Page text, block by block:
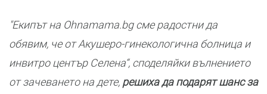
"Екипът на Ohnamama.bg сме радостни да
обявим, че от Акушеро-гинекологична болница и
инвитро център Селена“, споделяйки вълнението
от зачеването на дете, решиха да подарят шанс за